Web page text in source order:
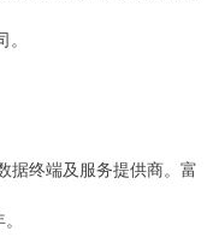
据终端及服务提供商。富